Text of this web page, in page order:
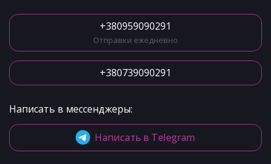
+380959090291
Отправки ежедневно
+380739090291
Написать в мессенджеры:
Написать в Telegram